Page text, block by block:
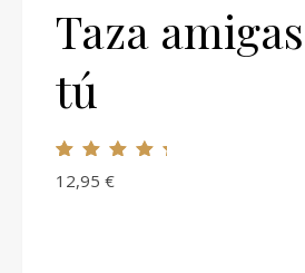
Taza
tú
Valorado con
5.00de 5 en
1
12,95 €